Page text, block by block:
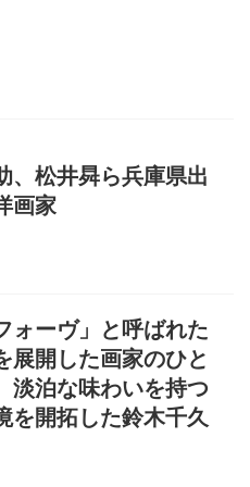
、松井曻ら兵庫県出
画家
ォーヴ」と呼ばれた
展開した画家のひと
淡泊な味わいを持つ
を開拓した鈴木千久